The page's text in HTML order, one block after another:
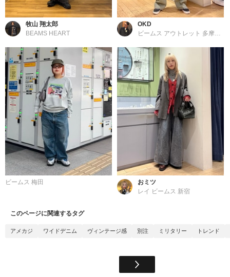
牧山 翔太郎
BEAMS HEART
OKD
ビームス アウトレット 多摩南大沢
ビームス 梅田
おミツ
レイ ビームス 新宿
このページに関連するタグ
アメカジ ワイドデニム ヴィンテージ感 別注 ミリタリー トレンド